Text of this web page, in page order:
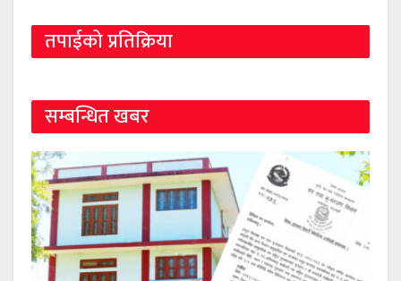
तपाईको प्रतिक्रिया
सम्बन्धित खबर